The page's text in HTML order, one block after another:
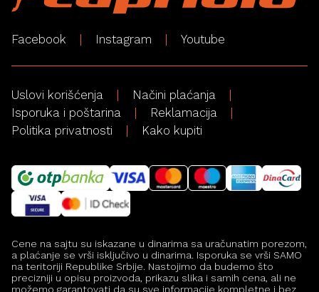
Facebook Instagram Youtube
Uslovi korišćenja
Načini plaćanja
Isporuka i poštarina
Reklamacija
Politika privatnosti
Kako kupiti
Cene na sajtu su iskazane u dinarima sa uračunatim porezom,
a plaćanje se vrši isključivo u dinarima. Isporuka se vrši SAMO
na teritoriji Republike Srbije. Nastojimo da budemo što
precizniji u opisu proizvoda, prikazu slika i samih cena, ali ne
možemo garantovati da su sve informacije kompletne i bez